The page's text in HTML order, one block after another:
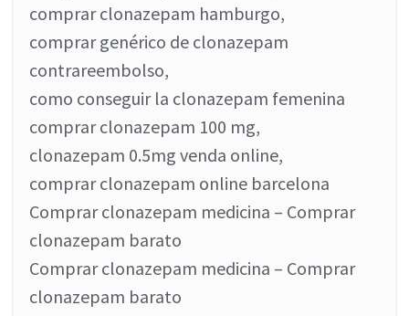
comprar clonazepam hamburgo,
comprar genérico de clonazepam
contrareembolso,
como conseguir la clonazepam femenina
comprar clonazepam 100 mg,
clonazepam 0.5mg venda online,
comprar clonazepam online barcelona
Comprar clonazepam medicina – Comprar
clonazepam barato
Comprar clonazepam medicina – Comprar
clonazepam barato